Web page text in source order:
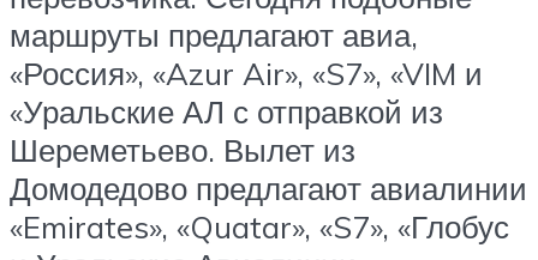
маршруты предлагают авиа,
«Россия», «Azur Air», «S7», «VIM и
«Уральские АЛ с отправкой из
Шереметьево. Вылет из
Домодедово предлагают авиалинии
«Emirates», «Quatar», «S7», «Глобус